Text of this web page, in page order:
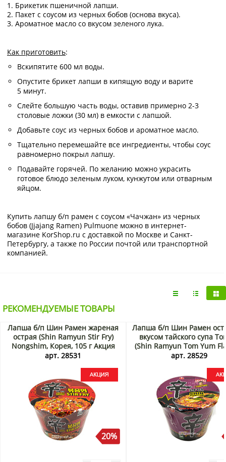
1. Брикетик пшеничной лапши.
2. Пакет с соусом из черных бобов (основа вкуса).
3. Ароматное масло со вкусом зеленого лука.
Как приготовить:
Вскипятите 600 мл воды.
Опустите брикет лапши в кипящую воду и варите
5 минут.
Слейте большую часть воды, оставив примерно 2-3
столовые ложки (30 мл) в емкости с лапшой.
Добавьте соус из черных бобов и ароматное масло.
Тщательно перемешайте все ингредиенты, чтобы соус
равномерно покрыл лапшу.
Подавайте горячей. По желанию можно украсить
готовое блюдо зеленым луком, кунжутом или отварным
яйцом.
Купить лапшу б/п рамен с соусом «Чачжан» из черных
бобов (Jjajang Ramen) Pulmuone можно в интернет-
магазине KorShop.ru с доставкой по Москве и Санкт-
Петербургу, а также по России почтой или транспортной
компанией.
РЕКОМЕНДУЕМЫЕ ТОВАРЫ
Лапша б/п Шин Рамен жареная
острая (Shin Ramyun Stir Fry)
Nongshim, Корея, 105 г Акция
арт. 28531
20%
Лапша б/п Шин Рамен
вкусом тайского супа
(Shin Ramyun Tom Yum
Nongshim, Корея, 117 г
арт. 28529